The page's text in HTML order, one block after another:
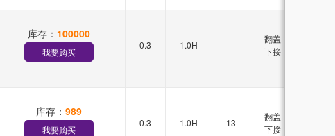
库存： 100000
我要购买
0.3 1.0H -
翻盖
下接
库存： 989
我要购买
0.3 1.0H 13
翻盖
下接